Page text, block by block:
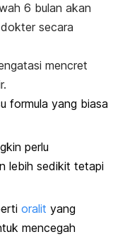
6 bulan akan
secara
mencret
formula yang biasa
perlu
lebih sedikit tetapi
oralit yang
mencegah